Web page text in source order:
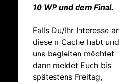
10 WP und dem Final.
Falls Du/Ihr Interesse
diesem Cache habt und
uns begleiten möchtet
dann meldet Euch bis
spätestens Freitag,